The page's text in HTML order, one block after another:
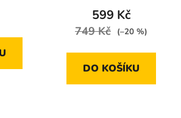
je
4,9
hvězdiček.
599 Kč
749 Kč (–20 %)
DO KOŠÍKU